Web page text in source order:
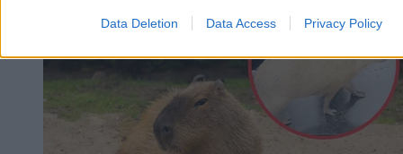
Data Deletion Data Access Privacy Policy